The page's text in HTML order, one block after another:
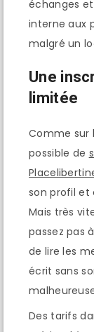
échanges
interne aux
malgré un
Une
limitée
Comme sur
possible de
son profil et
Mais très
passez pas
de lire les
écrit sans
Des tarifs